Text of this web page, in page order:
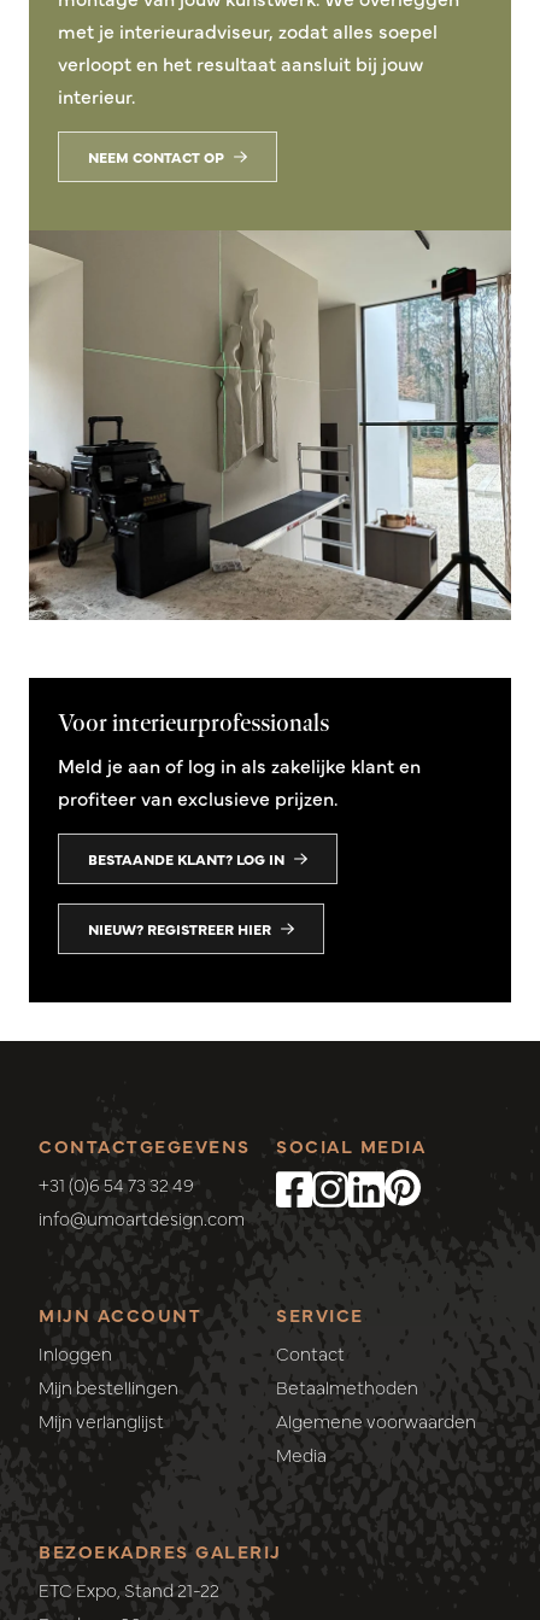
met je interieuradviseur, zodat alles soepel
verloopt en het resultaat aansluit bij jouw
interieur.
NEEM CONTACT OP
Voor interieurprofessionals
Meld je aan of log in als zakelijke klant en
profiteer van exclusieve prijzen.
BESTAANDE KLANT? LOG IN
NIEUW? REGISTREER HIER
CONTACTGEGEVENS
+31 (0)6 54 73 32 49
info@umoartdesign.com
MIJN ACCOUNT
Inloggen
Mijn bestellingen
Mijn verlanglijst
SERVICE
Contact
Betaalmethoden
Algemene voorwaarden
Media
SOCIAL MEDIA
BEZOEKADRES GALERIJ
ETC Expo, Stand 21-22